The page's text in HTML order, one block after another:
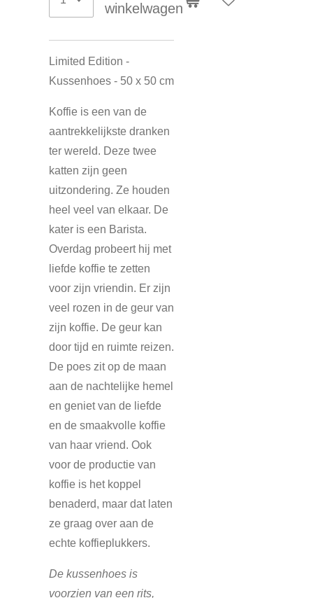
winkelwagen
Limited Edition -
Kussenhoes - 50 x 50 cm
Koffie is een van de
aantrekkelijkste dranken
ter wereld. Deze twee
katten zijn geen
uitzondering. Ze houden
heel veel van elkaar. De
kater is een Barista.
Overdag probeert hij met
liefde koffie te zetten
voor zijn vriendin. Er zijn
veel rozen in de geur van
zijn koffie. De geur kan
door tijd en ruimte reizen.
De poes zit op de maan
aan de nachtelijke hemel
en geniet van de liefde
en de smaakvolle koffie
van haar vriend. Ook
voor de productie van
koffie is het koppel
benaderd, maar dat laten
ze graag over aan de
echte koffieplukkers.
De kussenhoes is
voorzien van een rits,